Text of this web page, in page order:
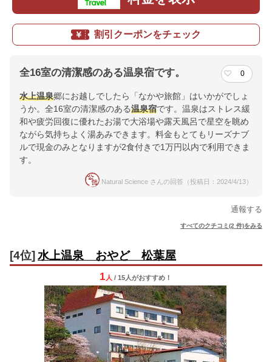
割引クーポンをチェック
全16室の清潔感のある温泉宿です。 0
水上温泉郷にお越しでしたら「なかや旅館」はいかがでしょ
うか。全16室の清潔感のある温泉宿です。温泉はストレス緩
和や疲労回復に優れたお湯で大浴場や露天風呂で星空を眺め
ながら気持ちよく湯あみできます。料金もとてもリーズナブ
ルで現金のみとなりますが2食付きで1万円以内で利用できま
す。
Natural Science さんの回答（投稿日：2024/4/13）
通報する
すべてのクチコミ(2 件)をみる
[4位] 水上温泉 おやど 松葉屋
1 人 / 15人がおすすめ！